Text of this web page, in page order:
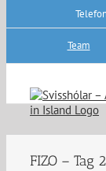
Team
FIZO – Tag 2